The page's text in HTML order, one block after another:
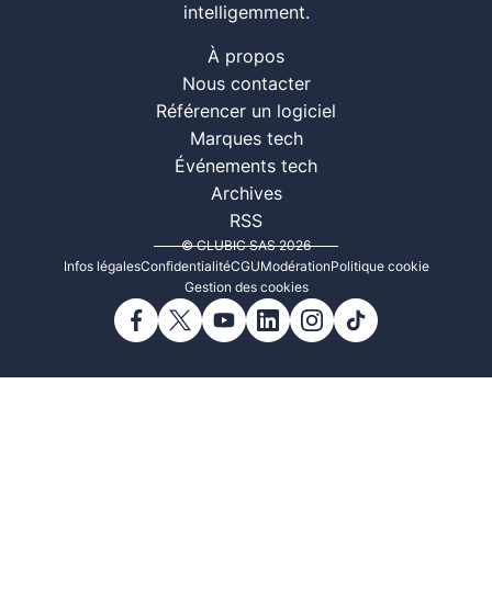
intelligemment.
À propos
Nous contacter
Référencer un logiciel
Marques tech
Événements tech
Archives
RSS
© CLUBIC SAS 2026
Infos légalesConfidentialitéCGUModérationPolitique cookie
Gestion des cookies